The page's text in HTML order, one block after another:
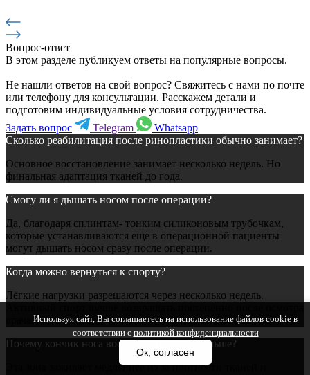
Вопрос-ответ
В этом разделе публикуем ответы на популярные вопросы.
Не нашли ответов на свой вопрос? Свяжитесь с нами по почте
или телефону для консультации. Расскажем детали и
подготовим индивидуальные условия сотрудничества.
Задать вопрос
Telegram
Whatsapp
Сколько реабилитация после ринопластики обычно занимает?
Основное восстановление занимает несколько недель. Но
финальная адаптация тканей до года.
Смогу ли я дышать носом после операции?
Да, благодаря сплинтам- тонким силиконовым трубочкам,
которые устанавливаются еще в операционной пациенты
могут дышать носом сразу после операции.
Когда можно вернуться к спорту?
Лёгкие нагрузки разрешаются через несколько недель.
врача.
Почему кончик носа восстанавливается дольше?
Эта зона заживает медленнее из за плотности тканей и
Используя сайт, Вы соглашаетесь на использование файлов cookie в
соответствии с политикой конфиденциальности
Ок, согласен